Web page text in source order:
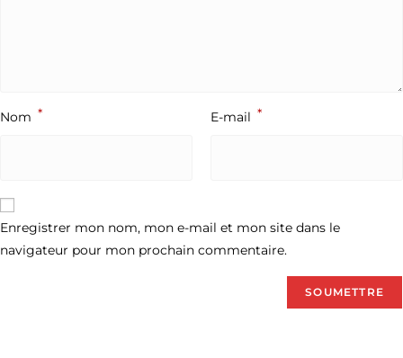
Nom * E-mail *
Enregistrer mon nom, mon e-mail et mon site dans le
navigateur pour mon prochain commentaire.